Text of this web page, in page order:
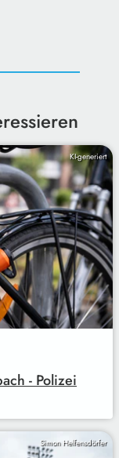
KI-generiert
- Polizei
Simon Helfensdörfer